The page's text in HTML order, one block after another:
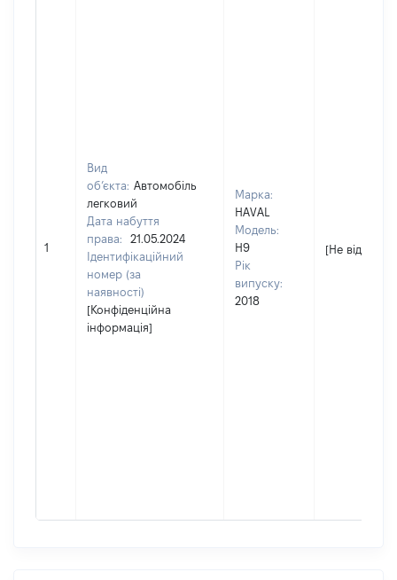
1
Вид
об’єкта: Автомобіль
легковий
Дата набуття
права:
21.05.2024
Ідентифікаційний
номер (за
наявності)
[Конфіденційна
інформація]
Марка:
HAVAL
Модель:
H9
Рік
випуску:
2018
[Не відомо]